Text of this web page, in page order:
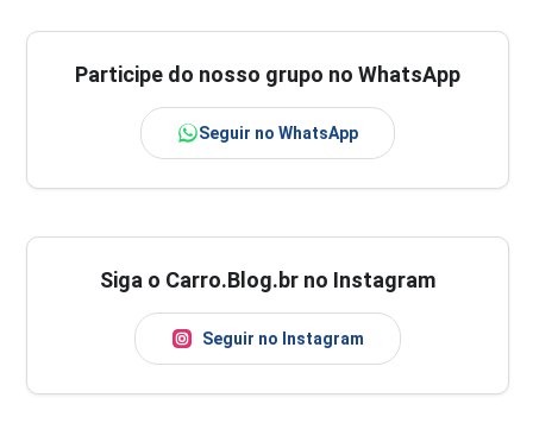
Participe do nosso grupo no WhatsApp
Seguir no WhatsApp
Siga o Carro.Blog.br no Instagram
Seguir no Instagram